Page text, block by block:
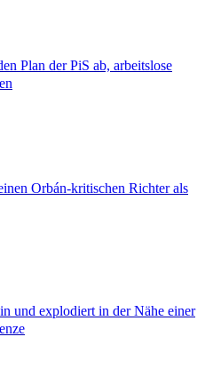
Plan der PiS ab, arbeitslose
Orbán-kritischen Richter als
und explodiert in der Nähe einer